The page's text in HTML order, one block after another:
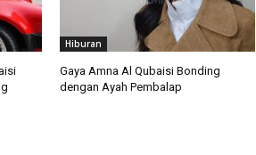
Hiburan
Gaya Amna Al Qubaisi Bonding
dengan Ayah Pembalap